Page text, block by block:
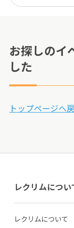
お探しのイ
した
トップページへ
レクリムについ
レクリムについて